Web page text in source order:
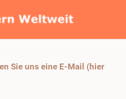
Sie uns eine E-Mail (hier